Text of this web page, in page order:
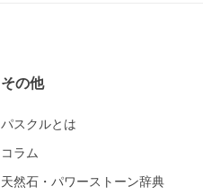
その他
パスクルとは
コラム
天然石・パワーストーン辞典